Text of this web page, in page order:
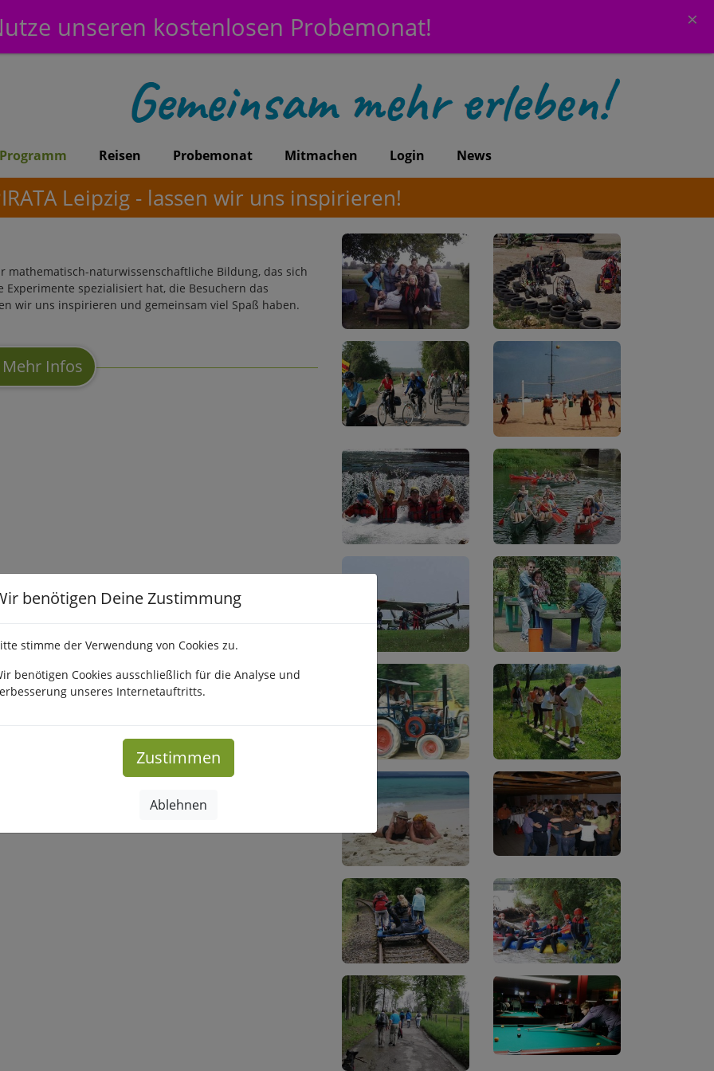
unseren kostenlosen Probemonat! ×
Programm Reisen Probemonat Mitmachen Login News
Leipzig - lassen wir uns inspirieren!
mathematisch-naturwissenschaftliche Bildung, das sich
spezialisiert hat, die Besuchern das
wir uns inspirieren und gemeinsam viel Spaß haben.
Mehr Infos
benötigen Deine Zustimmung
stimme der Verwendung von Cookies zu.
benötigen Cookies ausschließlich für die Analyse und
unseres Internetauftritts.
Zustimmen
Ablehnen